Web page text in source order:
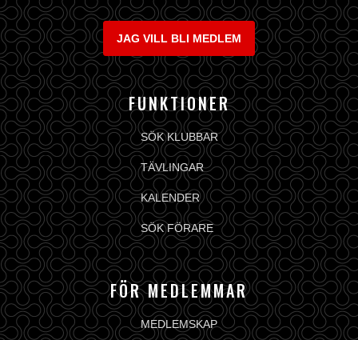
JAG VILL BLI MEDLEM
FUNKTIONER
SÖK KLUBBAR
TÄVLINGAR
KALENDER
SÖK FÖRARE
FÖR MEDLEMMAR
MEDLEMSKAP